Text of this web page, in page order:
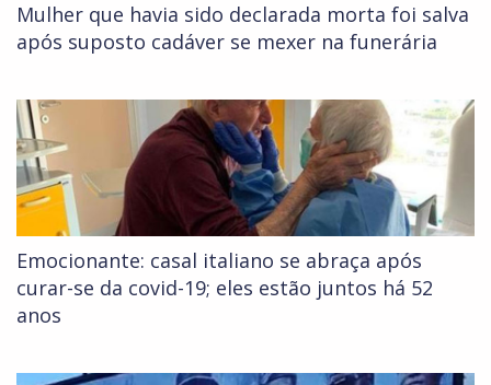
Mulher que havia sido declarada morta foi salva
após suposto cadáver se mexer na funerária
Emocionante: casal italiano se abraça após
curar-se da covid-19; eles estão juntos há 52
anos